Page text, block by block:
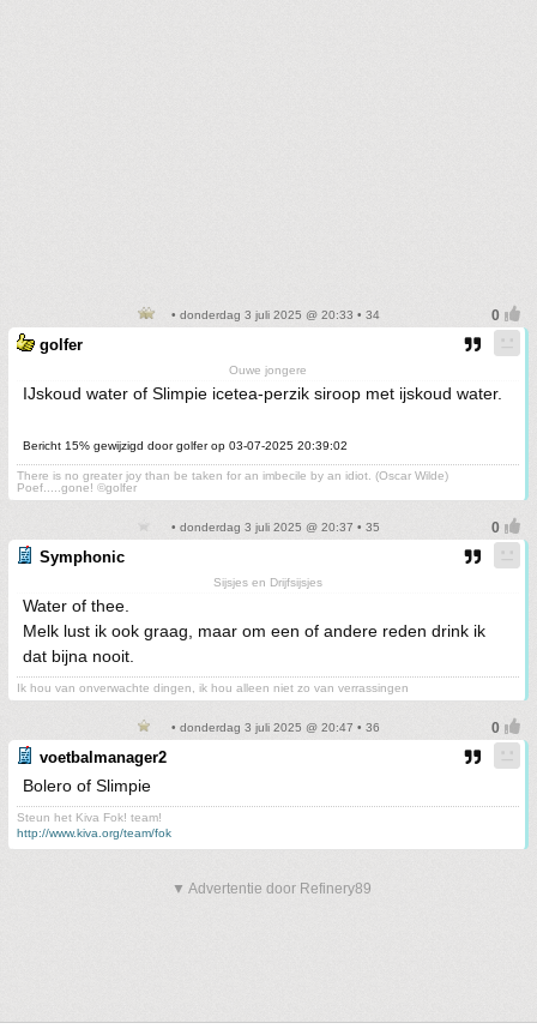
• donderdag 3 juli 2025 @ 20:33 • 34
golfer
Ouwe jongere
IJskoud water of Slimpie icetea-perzik siroop met ijskoud water.
Bericht 15% gewijzigd door golfer op 03-07-2025 20:39:02
There is no greater joy than be taken for an imbecile by an idiot. (Oscar Wilde)
Poef.....gone! ©golfer
• donderdag 3 juli 2025 @ 20:37 • 35
Symphonic
Sijsjes en Drijfsijsjes
Water of thee.
Melk lust ik ook graag, maar om een of andere reden drink ik
dat bijna nooit.
Ik hou van onverwachte dingen, ik hou alleen niet zo van verrassingen
• donderdag 3 juli 2025 @ 20:47 • 36
voetbalmanager2
Bolero of Slimpie
Steun het Kiva Fok! team!
http://www.kiva.org/team/fok
▼ Advertentie door Refinery89